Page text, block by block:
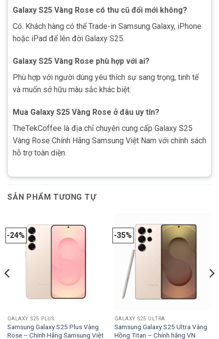
Galaxy S25 Vàng Rose có thu cũ đổi mới không?
Có. Khách hàng có thể Trade-in Samsung Galaxy, iPhone
hoặc iPad để lên đời Galaxy S25.
Galaxy S25 Vàng Rose phù hợp với ai?
Phù hợp với người dùng yêu thích sự sang trọng, tinh tế
và muốn sở hữu màu sắc khác biệt.
Mua Galaxy S25 Vàng Rose ở đâu uy tín?
TheTekCoffee là địa chỉ chuyên cung cấp Galaxy S25
Vàng Rose Chính Hãng Samsung Việt Nam với chính sách
hỗ trợ toàn diện.
SẢN PHẨM TƯƠNG TỰ
-24%
GALAXY S25 PLUS
Samsung Galaxy S25 Plus Vàng
Rose – Chính Hãng Samsung Việt
-35%
GALAXY S25 ULTRA
Samsung Galaxy S25 Ultra Vàng
Hồng Titan – Chính hãng VN